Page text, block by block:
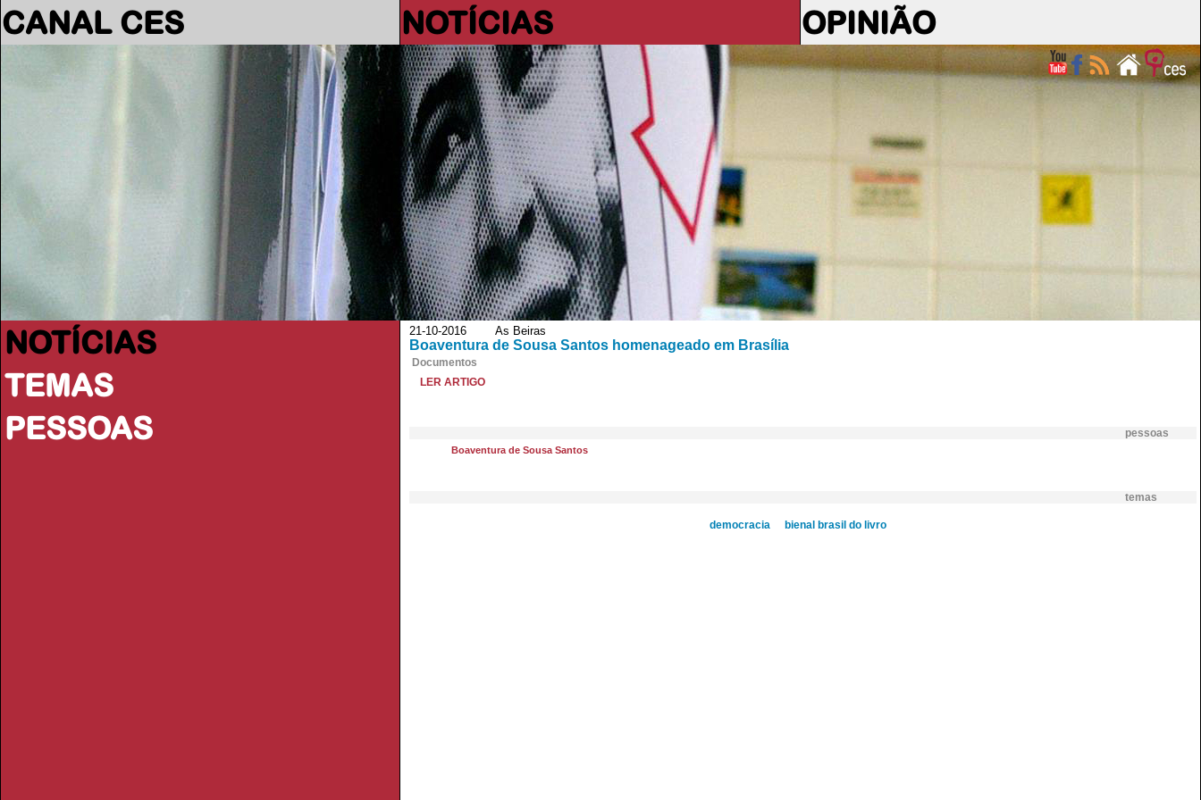
CANAL CES NOTÍCIAS OPINIÃO
NOTÍCIAS
TEMAS
PESSOAS
21-10-2016 As Beiras
Boaventura de Sousa Santos homenageado em Brasília
Documentos
LER ARTIGO
pessoas
Boaventura de Sousa Santos
temas
democracia bienal brasil do livro